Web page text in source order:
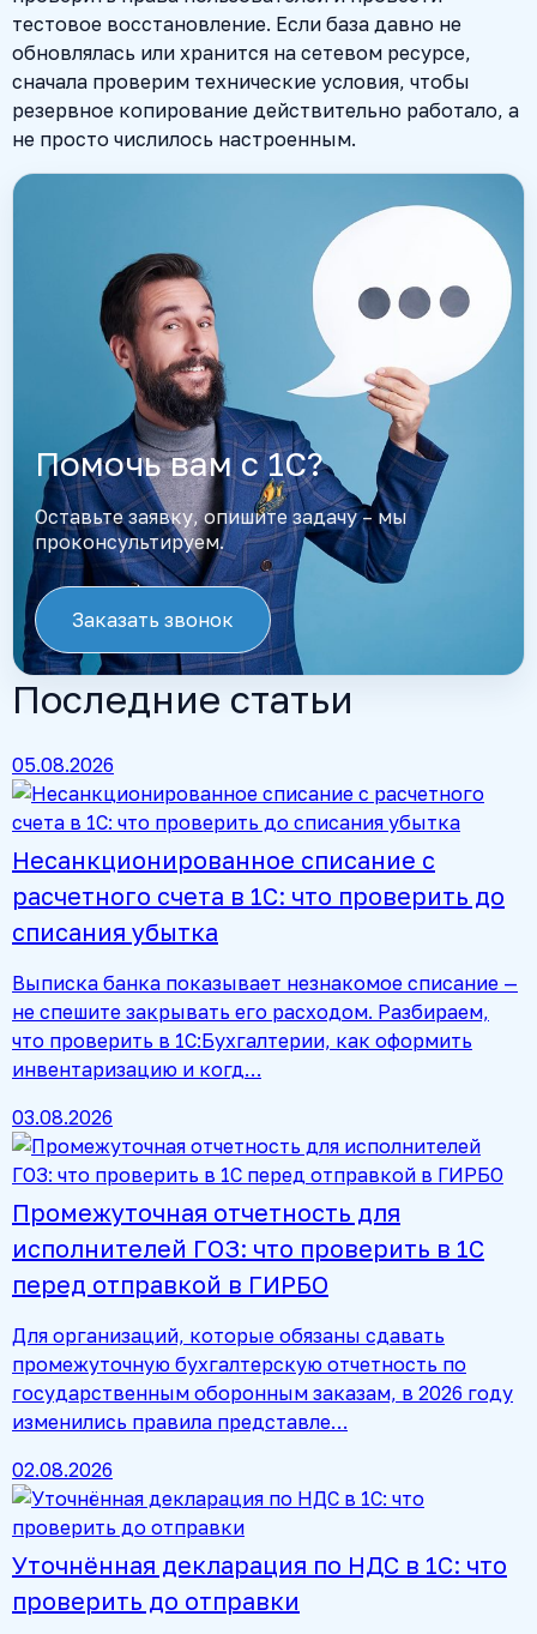
тестовое восстановление. Если база давно не
обновлялась или хранится на сетевом ресурсе,
сначала проверим технические условия, чтобы
резервное копирование действительно работало, а
не просто числилось настроенным.
Помочь вам с 1С?
Оставьте заявку, опишите задачу – мы
проконсультируем.
Заказать звонок
Последние статьи
05.08.2026
Несанкционированное списание с
расчетного счета в 1С: что проверить до
списания убытка
Выписка банка показывает незнакомое списание —
не спешите закрывать его расходом. Разбираем,
что проверить в 1С:Бухгалтерии, как оформить
инвентаризацию и когд…
03.08.2026
Промежуточная отчетность для
исполнителей ГОЗ: что проверить в 1С
перед отправкой в ГИРБО
Для организаций, которые обязаны сдавать
промежуточную бухгалтерскую отчетность по
государственным оборонным заказам, в 2026 году
изменились правила представле…
02.08.2026
Уточнённая декларация по НДС в 1С: что
проверить до отправки